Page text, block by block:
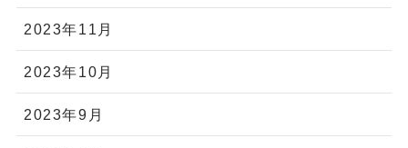
2023年11月
2023年10月
2023年9月